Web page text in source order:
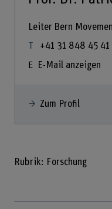
Leiter Bern
+41 31 848 45 41
E-Mail anzeigen
Zum Profil
Rubrik: Forschung